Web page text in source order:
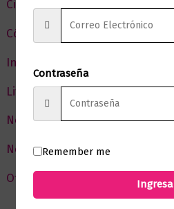
Ciencia y Conocimiento
Cómic y Fantasía
Infantil y Juvenil
Literatura
Negocios
Novedades
Ofertas
Contraseña
Remember me
Ingresa